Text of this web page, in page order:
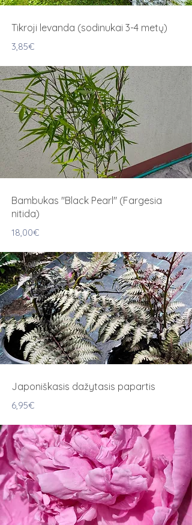
Tikroji levanda (sodinukai 3-4 metų)
3,85€
Bambukas "Black Pearl" (Fargesia
nitida)
18,00€
Japoniškasis dažytasis papartis
6,95€